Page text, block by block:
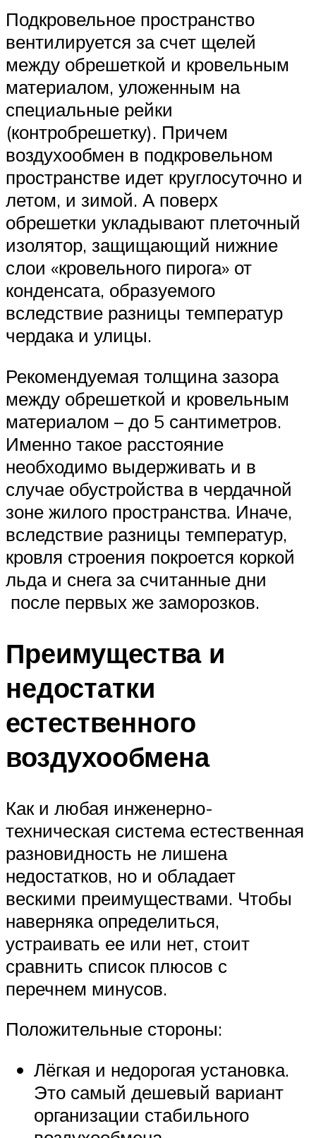
Подкровельное пространство
вентилируется за счет щелей
между обрешеткой и кровельным
материалом, уложенным на
специальные рейки
(контробрешетку). Причем
воздухообмен в подкровельном
пространстве идет круглосуточно и
летом, и зимой. А поверх
обрешетки укладывают плеточный
изолятор, защищающий нижние
слои «кровельного пирога» от
конденсата, образуемого
вследствие разницы температур
чердака и улицы.
Рекомендуемая толщина зазора
между обрешеткой и кровельным
материалом – до 5 сантиметров.
Именно такое расстояние
необходимо выдерживать и в
случае обустройства в чердачной
зоне жилого пространства. Иначе,
вследствие разницы температур,
кровля строения покроется коркой
льда и снега за считанные дни
после первых же заморозков.
Преимущества и
недостатки
естественного
воздухообмена
Как и любая инженерно-
техническая система естественная
разновидность не лишена
недостатков, но и обладает
вескими преимуществами. Чтобы
наверняка определиться,
устраивать ее или нет, стоит
сравнить список плюсов с
перечнем минусов.
Положительные стороны:
Лёгкая и недорогая установка.
Это самый дешевый вариант
организации стабильного